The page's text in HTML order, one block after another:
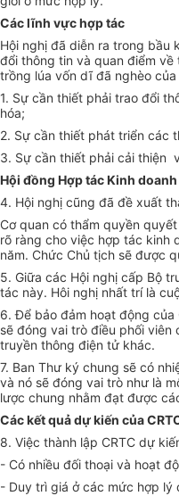
Các lĩnh vực hợp tác
Hội nghị đã diễn ra trong bầu
đổi thông tin và quan điểm
trồng lúa vốn dĩ đã nghèo
1. Sự cần thiết phải trao đổi
hóa;
2. Sự cần thiết phát triển các
3. Sự cần thiết phải cải thiện
Hội đồng Hợp tác Kinh
4. Hội nghị cũng đã đề xuất
Cơ quan có thẩm quyền
rõ ràng cho việc hợp tác kinh
năm. Chức Chủ tịch sẽ được
5. Giữa các Hội nghị cấp Bộ
tác này. Hôi nghị nhất trí là
6. Để bảo đảm hoạt động
sẽ đóng vai trò điều phối
truyền thông điện tử khác.
7. Ban Thư ký chung sẽ có
và nó sẽ đóng vai trò như là
lược chung nhằm đạt được
Các kết quả dự kiến của
8. Việc thành lập CRTC dự
- Có nhiều đối thoại và hoạt
- Duy trì giá ở các mức hợp lý